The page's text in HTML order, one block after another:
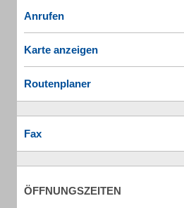
Anrufen
Karte anzeigen
Routenplaner
Fax
ÖFFNUNGSZEITEN